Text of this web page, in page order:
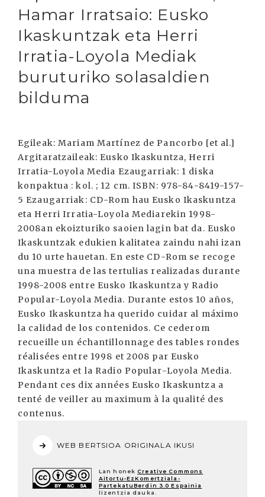
Hamar Irratsaio: Eusko
Ikaskuntzak eta Herri
Irratia-Loyola Mediak
buruturiko solasaldien
bilduma
Egileak: Mariam Martínez de Pancorbo [et al.]
Argitaratzaileak: Eusko Ikaskuntza, Herri
Irratia-Loyola Media Ezaugarriak: 1 diska
konpaktua : kol. ; 12 cm. ISBN: 978-84-8419-157-
5 Ezaugarriak: CD-Rom hau Eusko Ikaskuntza
eta Herri Irratia-Loyola Mediarekin 1998-
2008an ekoizturiko saoien lagin bat da. Eusko
Ikaskuntzak edukien kalitatea zaindu nahi izan
du 10 urte hauetan. En este CD-Rom se recoge
una muestra de las tertulias realizadas durante
1998-2008 entre Eusko Ikaskuntza y Radio
Popular-Loyola Media. Durante estos 10 años,
Eusko Ikaskuntza ha querido cuidar al máximo
la calidad de los contenidos. Ce cederom
recueille un échantillonnage des tables rondes
réalisées entre 1998 et 2008 par Eusko
Ikaskuntza et la Radio Popular-Loyola Media.
Pendant ces dix années Eusko Ikaskuntza a
tenté de veiller au maximum à la qualité des
contenus.
WEB BERTSIOA ORIGINALA IKUSI
Lan honek Creative Commons
Aitortu-EzKomertziala-
PartekatuBerdin 3.0 Espainia
lizentzia dauka.